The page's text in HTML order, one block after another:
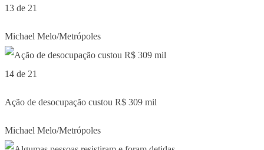
13 de 21
Michael Melo/Metrópoles
14 de 21
Ação de desocupação custou R$ 309 mil
Michael Melo/Metrópoles